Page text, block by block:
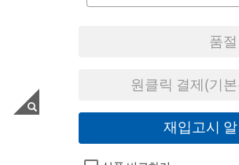
품절
원클릭 결제(기
재입고시